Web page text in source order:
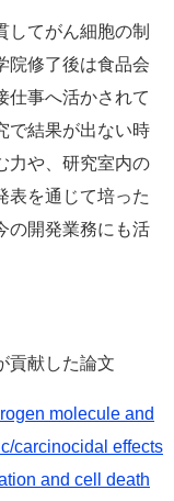
てがん細胞の制
院修了後は食品会
仕事へ活かされて
で結果が出ない時
力や、研究室内の
表を通じて培った
の開発業務にも活
貢献した論文
molecule and
carcinocidal effects
and cell death